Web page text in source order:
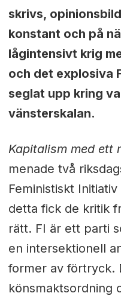
skrivs,
konstant och på
lågintensivt krig
och det explosiva
seglat upp kring
vänsterskalan.
Kapitalism med ett
menade två
Feministiskt
detta fick de kritik
rätt. FI är ett parti
en intersektionell
former av förtryck.
könsmaktsordning